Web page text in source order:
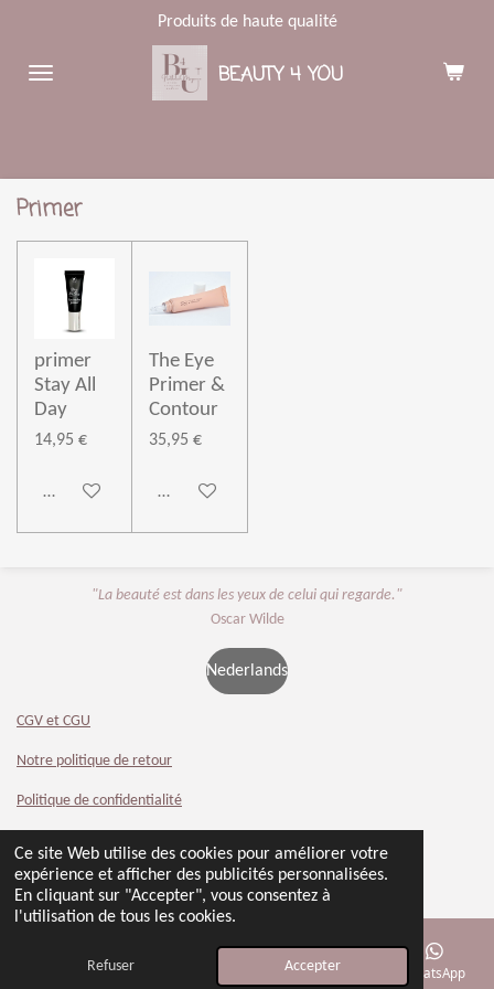
Ce site Web utilise des cookies pour améliorer votre
expérience et afficher des publicités personnalisées.
En cliquant sur "Accepter", vous consentez à
l'utilisation de tous les cookies.
Refuser Accepter
contenu
BEAUTY 4 YOU
Produits de haute qualité
Primer
primer
Stay All
Day
14,95 €
Ajouter au panier
The Eye
Primer &
Contour
35,95 €
Ajouter au panier
"La beauté est dans les yeux de celui qui regarde."
Oscar Wilde
Nederlands
CGV et CGU
Notre politique de retour
Politique de confidentialité
© 2024 - 2026 Beauty 4 You
Propulsé parWebador
Téléphone Facebook WhatsApp